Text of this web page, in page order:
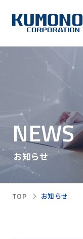
NEWS
お知らせ
TOP お知らせ